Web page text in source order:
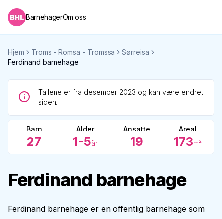
BarnehagerOm oss
Hjem Troms - Romsa - Tromssa
Sørreisa
Ferdinand barnehage
Tallene er fra desember 2023 og kan være endret
siden.
Barn
27
Alder
1-5år
Ansatte
19
Areal
173m²
Ferdinand barnehage
Ferdinand barnehage er en offentlig barnehage som